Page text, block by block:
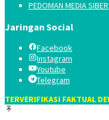
PEDOMAN MEDIA SIBER
Jaringan Social
Facebook
Instagram
Youtube
Telegram
TERVERIFIKASI FAKTUAL